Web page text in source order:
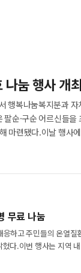
나눔 행사 개최
행복나눔복지분과 자
순·구순 어르신들을
마련됐다.이날 행사
무료 나눔
하고 주민들의 온열질
다.이번 행사는 지역
됐다.기부